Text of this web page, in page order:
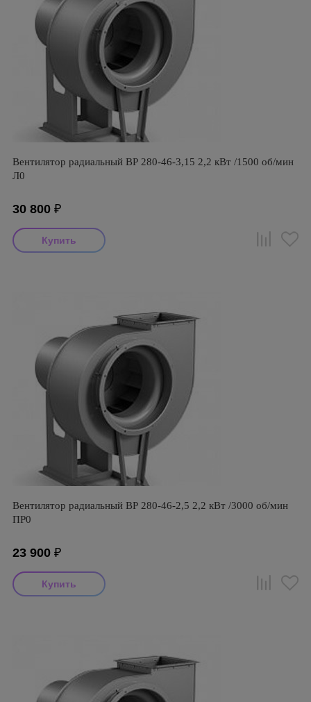
Вентилятор радиальный ВР 280-46-3,15 2,2 кВт /1500 об/мин
Л0
30 800 ₽
Вентилятор радиальный ВР 280-46-2,5 2,2 кВт /3000 об/мин
ПР0
23 900 ₽